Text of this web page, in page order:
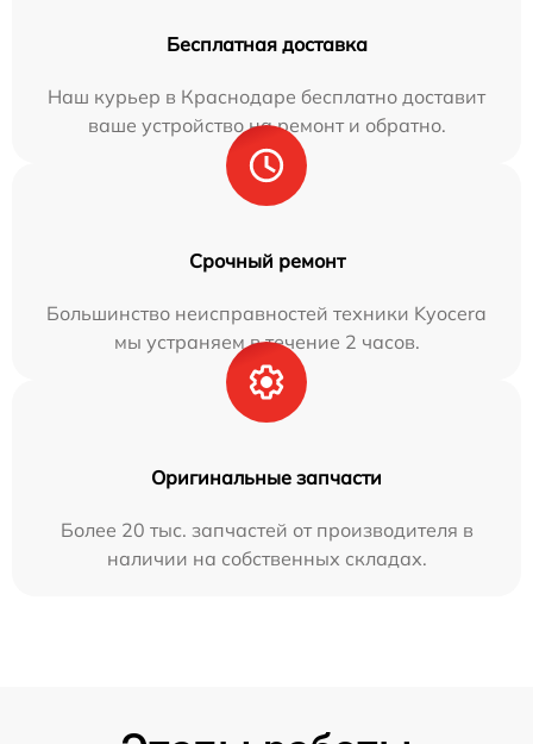
Бесплатная доставка
Наш курьер в Краснодаре бесплатно доставит
ваше устройство на ремонт и обратно.
Срочный ремонт
Большинство неисправностей техники Kyocera
мы устраняем в течение 2 часов.
Оригинальные запчасти
Более 20 тыс. запчастей от производителя в
наличии на собственных складах.